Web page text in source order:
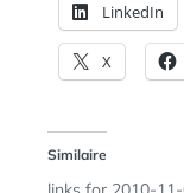
LinkedIn
X
Similaire